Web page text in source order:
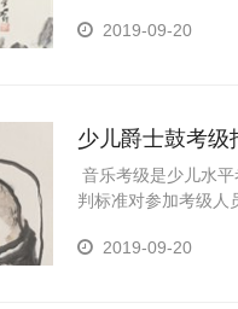
陶冶情操、树立自信
2019-09-20
少儿爵士鼓考级
音乐考级是少儿水
判标准对参加考级人
野、陶冶情操、树立
2019-09-20